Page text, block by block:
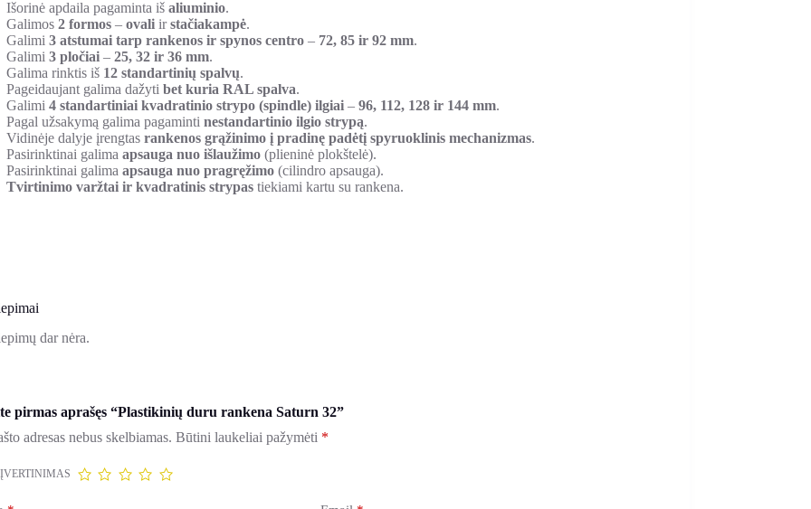
Išorinė apdaila pagaminta iš aliuminio.
Galimos 2 formos– ovaliirstačiakampė.
Galimi 3 atstumai tarp rankenos ir spynos centro– 72, 85 ir 92 mm.
Galimi 3 pločiai– 25, 32 ir 36 mm.
Galima rinktis iš 12 standartinių spalvų.
Pageidaujant galima dažyti bet kuria RAL spalva.
Galimi 4 standartiniai kvadratinio strypo (spindle) ilgiai– 96, 112, 128 ir 144 mm.
Pagal užsakymą galima pagaminti nestandartinio ilgio strypą.
Vidinėje dalyje įrengtas rankenos grąžinimo į pradinę padėtį spyruoklinis mechanizmas.
Pasirinktinai galima apsauga nuo išlaužimo(plieninė plokštelė).
Pasirinktinai galima apsauga nuo pragręžimo(cilindro apsauga).
Tvirtinimo varžtai ir kvadratinis strypastiekiami kartu su rankena.
dar nėra.
pirmas aprašęs “Plastikinių duru rankena Saturn 32”
adresas nebus skelbiamas. Būtini laukeliai pažymėti *